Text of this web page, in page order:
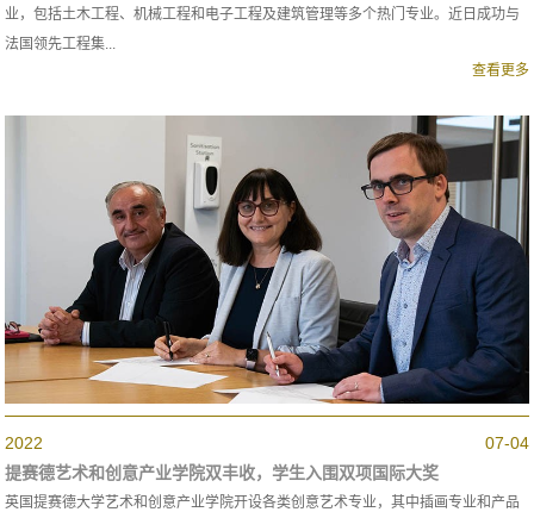
业，包括土木工程、机械工程和电子工程及建筑管理等多个热门专业。近日成功与
法国领先工程集...
查看更多
07-04
2022
提赛德艺术和创意产业学院双丰收，学生入围双项国际大奖
英国提赛德大学艺术和创意产业学院开设各类创意艺术专业，其中插画专业和产品